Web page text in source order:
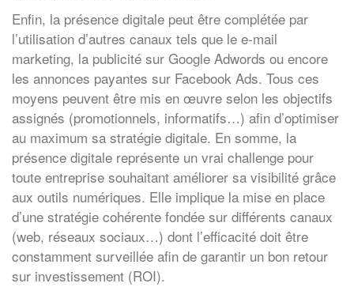
Enfin, la présence digitale peut être complétée par
l’utilisation d’autres canaux tels que le e-mail
marketing, la publicité sur Google Adwords ou encore
les annonces payantes sur Facebook Ads. Tous ces
moyens peuvent être mis en œuvre selon les objectifs
assignés (promotionnels, informatifs…) afin d’optimiser
au maximum sa stratégie digitale. En somme, la
présence digitale représente un vrai challenge pour
toute entreprise souhaitant améliorer sa visibilité grâce
aux outils numériques. Elle implique la mise en place
d’une stratégie cohérente fondée sur différents canaux
(web, réseaux sociaux…) dont l’efficacité doit être
constamment surveillée afin de garantir un bon retour
sur investissement (ROI).